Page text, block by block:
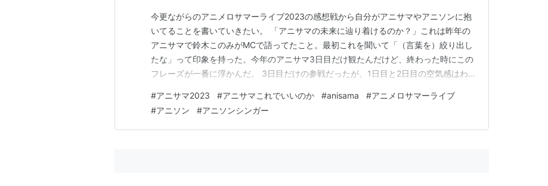
今更ながらのアニメロサマーライブ2023の感想戦から自分がアニサマやアニソンに抱
いてることを書いていきたい。 「アニサマの未来に辿り着けるのか？」これは昨年の
アニサマで鈴木このみがMCで語ってたこと。最初これを聞いて「（言葉を）絞り出し
たな」って印象を持った。今年のアニサマ3日目だけ観たんだけど、終わった時にこの
フレーズが一番に浮かんだ。 3日目だけの参戦だったが、1日目と2日目の空気感はわか
初の発表からなんとなく嫌な予感がしてた。 声出し解禁とロックを全面に打ち出した
「AXEL」というテーマは悪くはないんだけど、変…
#アニサマ2023 #アニサマこれでいいのか #anisama #アニメロサマーライブ
#アニソン #アニソンシンガー